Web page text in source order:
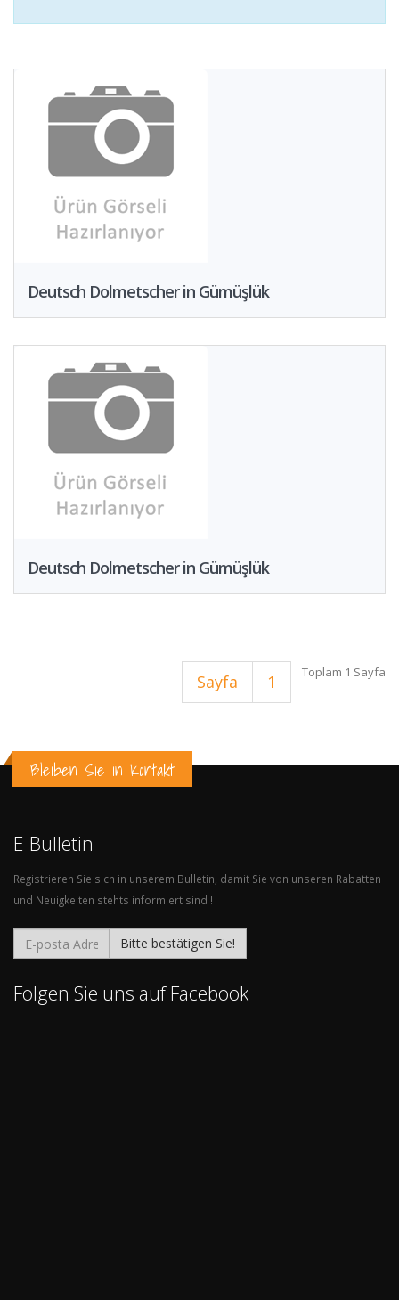
Deutsch Dolmetscher in Gümüşlük
Deutsch Dolmetscher in Gümüşlük
Sayfa 1 Toplam 1 Sayfa
Bleiben Sie in Kontakt
E-Bulletin
Registrieren Sie sich in unserem Bulletin, damit Sie von unseren Rabatten
und Neuigkeiten stehts informiert sind !
Bitte bestätigen Sie!
Folgen Sie uns auf Facebook